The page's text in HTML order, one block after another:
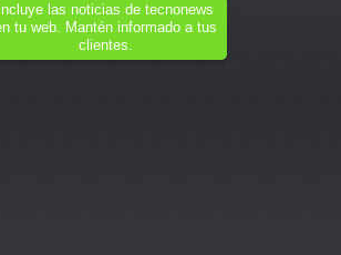
Incluye las noticias de tecnonews
tu web. Mantén informado a tus
clientes.